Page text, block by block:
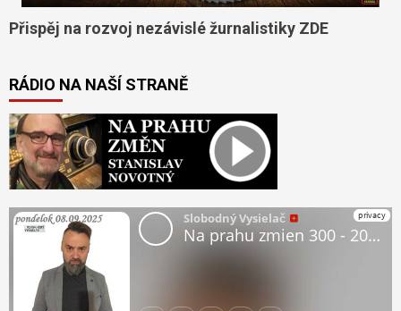
Přispěj na rozvoj nezávislé žurnalistiky ZDE
RÁDIO NA NAŠÍ STRANĚ